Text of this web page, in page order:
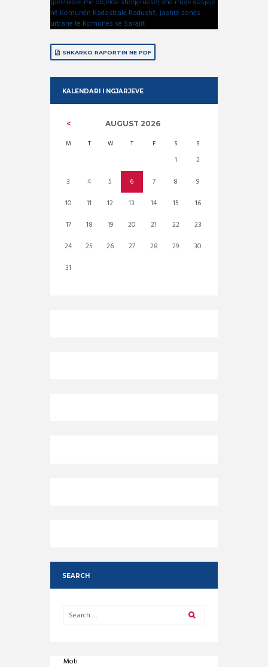
SHKARKO RAPORTIN NE PDF
KALENDARI I NGJARJEVE
AUGUST 2026
M T W T F S S
1
2
3
4 5 6 7 8
9
10
11 12 13 14 15
16
17
18 19 20 21 22
23
24
25 26 27 28 29
30
31
SEARCH
Moti